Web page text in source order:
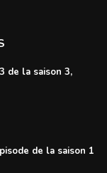
de la saison 3,
de la saison 1